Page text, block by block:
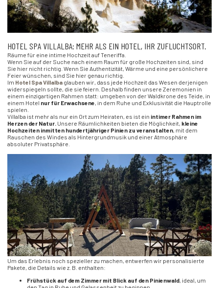
HOTEL SPA VILLALBA: MEHR ALS EIN HOTEL, IHR ZUFLUCHTSORT.
Räume für eine intime Hochzeit auf Teneriffa.
Wenn Sie auf der Suche nach einem Raum für große Hochzeiten sind, sind
Sie hier nicht richtig. Wenn Sie Authentizität, Wärme und eine persönlichere
Feier wünschen, sind Sie hier genau richtig.
Im Hotel Spa Villalba glauben wir, dass jede Hochzeit das Wesen derjenigen
widerspiegeln sollte, die sie feiern. Deshalb finden unsere Zeremonien in
einem einzigartigen Rahmen statt: umgeben von der Waldkrone des Teide, in
einem Hotel nur für Erwachsene, in dem Ruhe und Exklusivität die Hauptrolle
spielen.
Villalba ist mehr als nur ein Ort zum Heiraten, es ist ein intimer Rahmen im
Herzen der Natur. Unsere Räumlichkeiten bieten die Möglichkeit, kleine
Hochzeiten inmitten hundertjähriger Pinien zu veranstalten, mit dem
Rauschen des Windes als Hintergrundmusik und einer Atmosphäre
absoluter Privatsphäre.
Um das Erlebnis noch spezieller zu machen, entwerfen wir personalisierte
Pakete, die Details wie z. B. enthalten:
Frühstück auf dem Zimmer mit Blick auf den Pinienwald, ideal, um